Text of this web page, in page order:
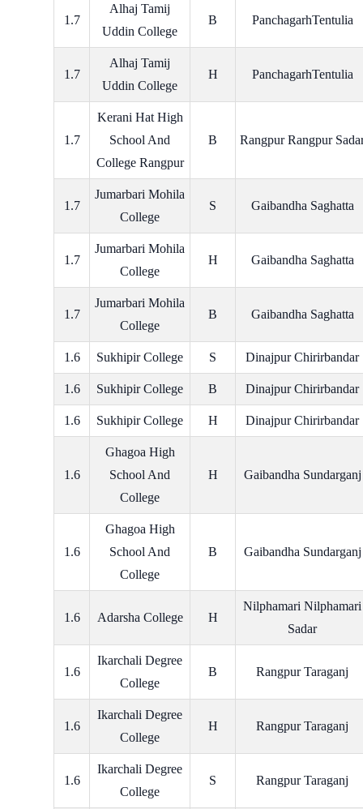
1.7
Alhaj Tamij
Uddin College
B PanchagarhTentulia
1.7
Alhaj Tamij
Uddin College
H PanchagarhTentulia
1.7
Kerani Hat High
School And
College Rangpur
B Rangpur Rangpur
1.7
Jumarbari Mohila
College
S Gaibandha Saghatta
1.7
Jumarbari Mohila
College
H Gaibandha Saghatta
1.7
Jumarbari Mohila
College
B Gaibandha Saghatta
1.6 Sukhipir College S Dinajpur Chirirbandar
1.6 Sukhipir College B Dinajpur Chirirbandar
1.6 Sukhipir College H Dinajpur Chirirbandar
1.6
Ghagoa High
School And
College
H Gaibandha Sundarganj
1.6
Ghagoa High
School And
College
B Gaibandha Sundarganj
1.6 Adarsha College H
Nilphamari Nilphamari
Sadar
1.6
Ikarchali Degree
College
B Rangpur Taraganj
1.6
Ikarchali Degree
College
H Rangpur Taraganj
1.6
Ikarchali Degree
College
S Rangpur Taraganj